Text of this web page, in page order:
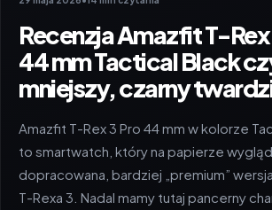
Recenzja Amazfit T-Rex
44 mm Tactical Black
mniejszy, czarny
Amazfit T-Rex 3 Pro 44 mm w kolorze
to smartwatch, który na papierze
dopracowana, bardziej „premium”
T-Rexa 3. Nadal mamy tutaj pancerny